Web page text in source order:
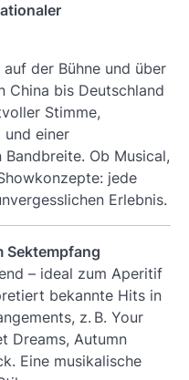
der Bühne und über
China bis Deutschland
Stimme,
und einer
Ob Musical,
jede
Erlebnis.
Sektempfang
– ideal zum Aperitif
bekannte Hits in
z. B. Your
Dreams, Autumn
. Eine musikalische